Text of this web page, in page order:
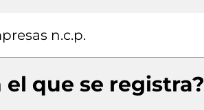
n.c.p.
que se registra?